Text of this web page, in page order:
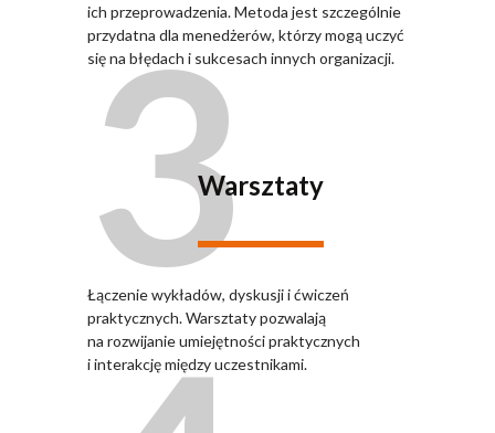
ich przeprowadzenia. Metoda jest szczególnie
przydatna dla menedżerów, którzy mogą uczyć
się na błędach i sukcesach innych organizacji.
3Warsztaty
Łączenie wykładów, dyskusji i ćwiczeń
praktycznych. Warsztaty pozwalają
na rozwijanie umiejętności praktycznych
i interakcję między uczestnikami.